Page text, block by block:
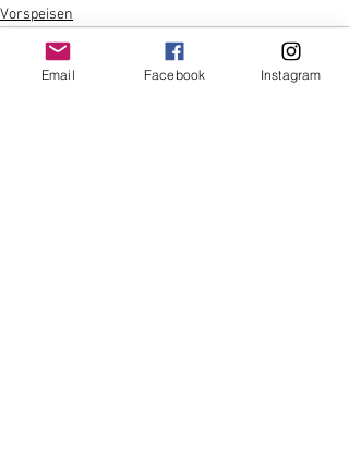
Vorspeisen
Email Facebook Instagram